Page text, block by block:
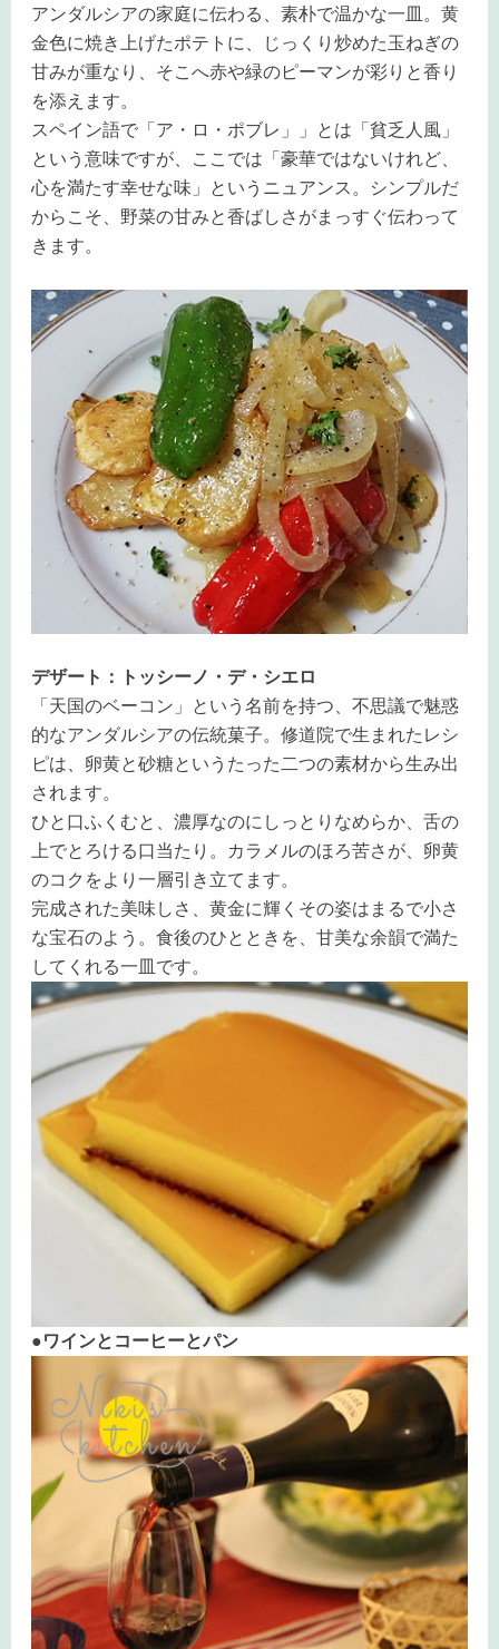
アンダルシアの家庭に伝わる、素朴で温かな一皿。黄
金色に焼き上げたポテトに、じっくり炒めた玉ねぎの
甘みが重なり、そこへ赤や緑のピーマンが彩りと香り
を添えます。
スペイン語で「ア・ロ・ポブレ」」とは「貧乏人風」
という意味ですが、ここでは「豪華ではないけれど、
心を満たす幸せな味」というニュアンス。シンプルだ
からこそ、野菜の甘みと香ばしさがまっすぐ伝わって
きます。
デザート：トッシーノ・デ・シエロ
「天国のベーコン」という名前を持つ、不思議で魅惑
的なアンダルシアの伝統菓子。修道院で生まれたレシ
ピは、卵黄と砂糖というたった二つの素材から生み出
されます。
ひと口ふくむと、濃厚なのにしっとりなめらか、舌の
上でとろける口当たり。カラメルのほろ苦さが、卵黄
のコクをより一層引き立てます。
完成された美味しさ、黄金に輝くその姿はまるで小さ
な宝石のよう。食後のひとときを、甘美な余韻で満た
してくれる一皿です。
●ワインとコーヒーとパン